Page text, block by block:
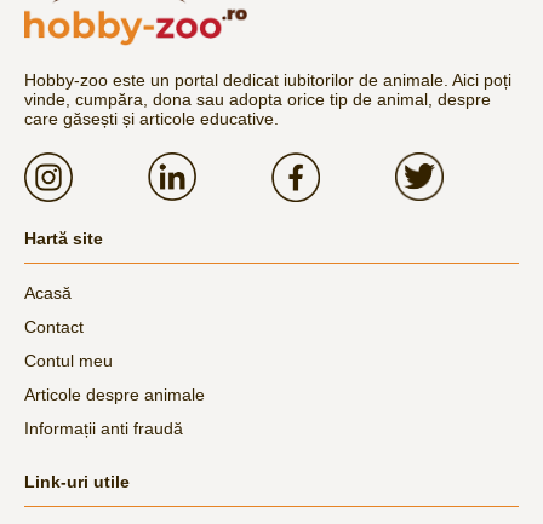
Hobby-zoo este un portal dedicat iubitorilor de animale. Aici poți
vinde, cumpăra, dona sau adopta orice tip de animal, despre
care găsești și articole educative.
Hartă site
Acasă
Contact
Contul meu
Articole despre animale
Informații anti fraudă
Link-uri utile